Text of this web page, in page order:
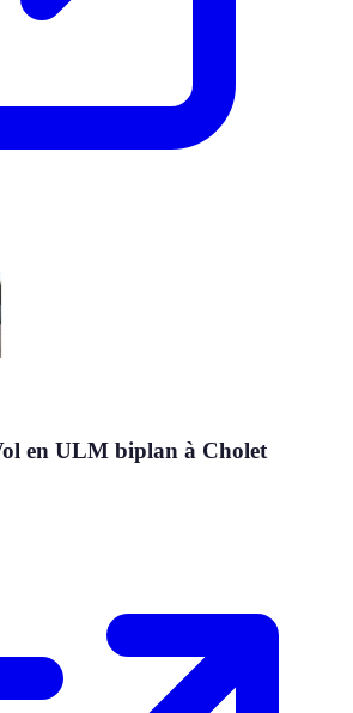
en ULM biplan à Cholet